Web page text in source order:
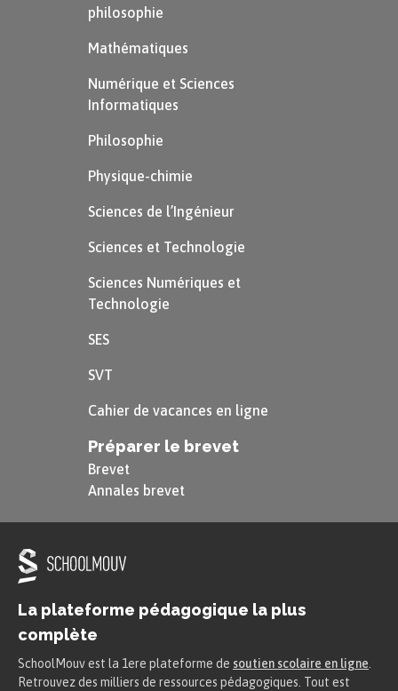
philosophie
Mathématiques
Numérique et Sciences
Informatiques
Philosophie
Physique-chimie
Sciences de l’Ingénieur
Sciences et Technologie
Sciences Numériques et
Technologie
SES
SVT
Cahier de vacances en ligne
Préparer le brevet
Brevet
Annales brevet
La plateforme pédagogique la plus
complète
SchoolMouv est la 1ere plateforme de soutien scolaire en ligne
Retrouvez des milliers de ressources pédagogiques. Tout est